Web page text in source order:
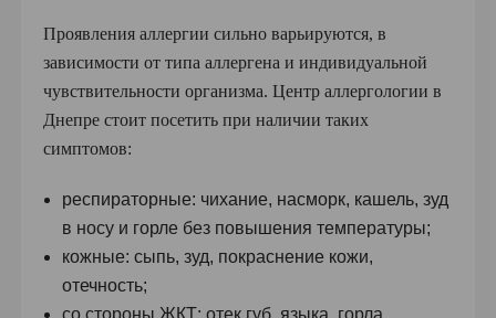
Проявления аллергии сильно варьируются, в
зависимости от типа аллергена и индивидуальной
чувствительности организма. Центр аллергологии в
Днепре стоит посетить при наличии таких
симптомов:
респираторные: чихание, насморк, кашель, зуд
в носу и горле без повышения температуры;
кожные: сыпь, зуд, покраснение кожи,
отечность;
со стороны ЖКТ: отек губ, языка, горла,